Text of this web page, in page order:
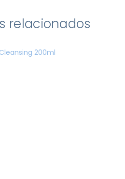
relacionados